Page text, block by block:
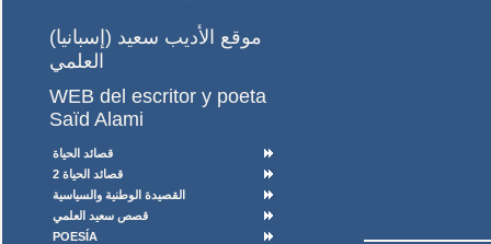
(إسبانيا) موقع الأديب سعيد
العلمي
WEB del escritor y poeta
Saïd Alami
قصائد الحياة
قصائد الحياة 2
القصيدة الوطنية والسياسية
قصص سعيد العلمي
POESÍA